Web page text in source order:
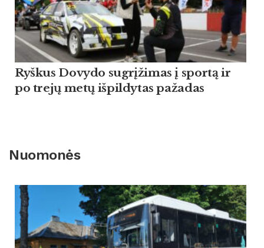
Ryškus Dovydo sugrįžimas į sportą ir
po trejų metų išpildytas pažadas
Nuomonės